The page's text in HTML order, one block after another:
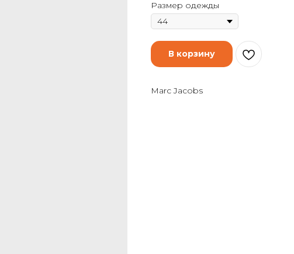
Размер одежды
В корзину
Marc Jacobs